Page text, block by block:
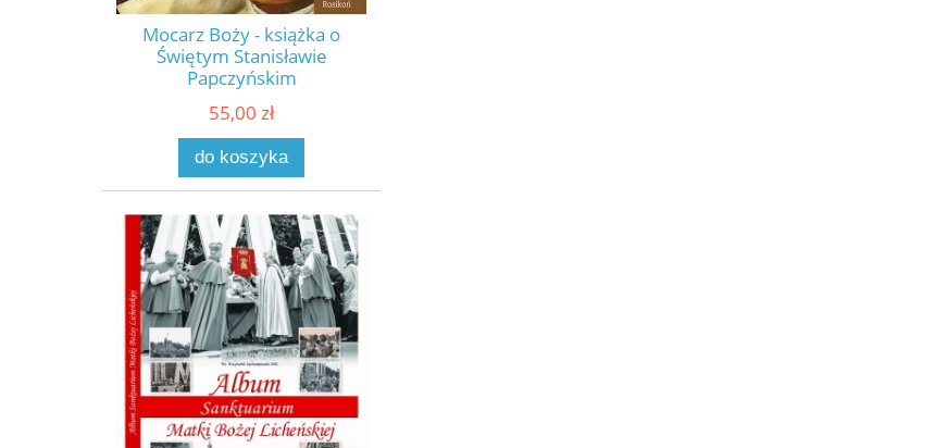
Mocarz Boży - książka o
Świętym Stanisławie
Papczyńskim
55,00 zł
do koszyka